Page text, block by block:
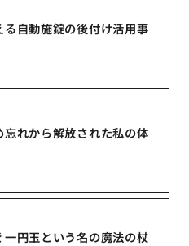
自動施錠の後付け活用事
れから解放された私の体
円玉という名の魔法の杖